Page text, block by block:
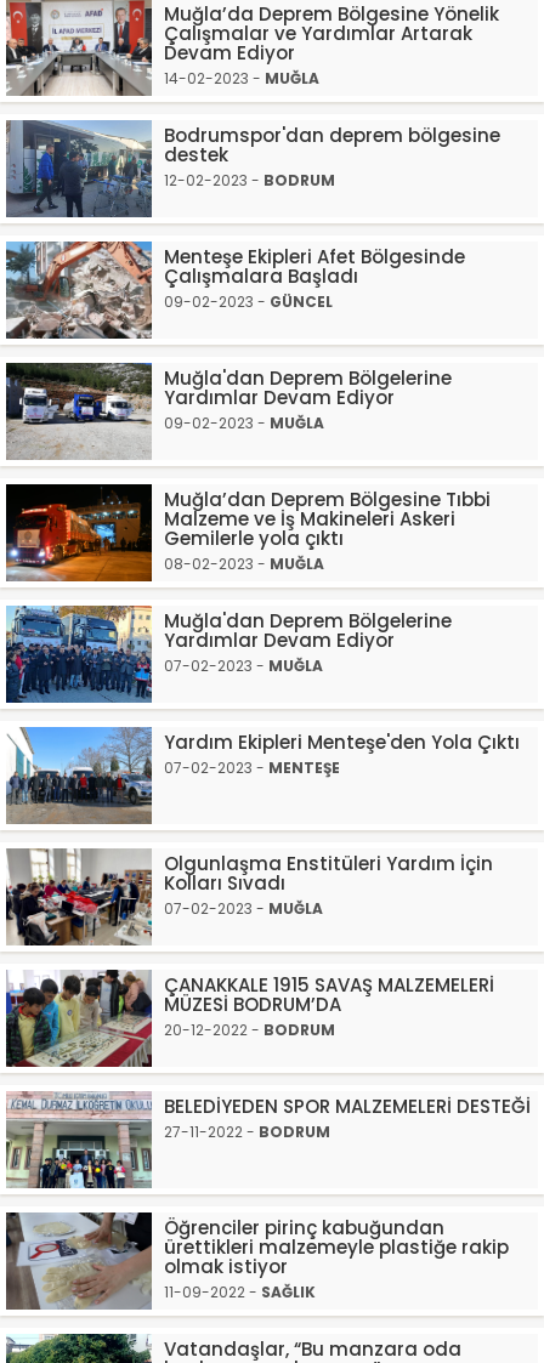
Muğla’da Deprem Bölgesine Yönelik
Çalışmalar ve Yardımlar Artarak
Devam Ediyor
14-02-2023 - MUĞLA
Bodrumspor'dan deprem bölgesine
destek
12-02-2023 - BODRUM
Menteşe Ekipleri Afet Bölgesinde
Çalışmalara Başladı
09-02-2023 - GÜNCEL
Muğla'dan Deprem Bölgelerine
Yardımlar Devam Ediyor
09-02-2023 - MUĞLA
Muğla’dan Deprem Bölgesine Tıbbi
Malzeme ve İş Makineleri Askeri
Gemilerle yola çıktı
08-02-2023 - MUĞLA
Muğla'dan Deprem Bölgelerine
Yardımlar Devam Ediyor
07-02-2023 - MUĞLA
Yardım Ekipleri Menteşe'den Yola Çıktı
07-02-2023 - MENTEŞE
Olgunlaşma Enstitüleri Yardım İçin
Kolları Sıvadı
07-02-2023 - MUĞLA
ÇANAKKALE 1915 SAVAŞ MALZEMELERİ
MÜZESİ BODRUM’DA
20-12-2022 - BODRUM
BELEDİYEDEN SPOR MALZEMELERİ DESTEĞİ
27-11-2022 - BODRUM
Öğrenciler pirinç kabuğundan
ürettikleri malzemeyle plastiğe rakip
olmak istiyor
11-09-2022 - SAĞLIK
Vatandaşlar, “Bu manzara oda